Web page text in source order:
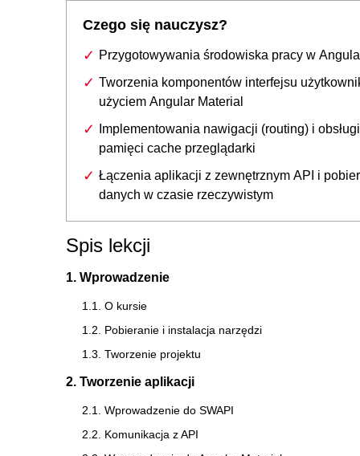
Czego się nauczysz?
Przygotowywania środowiska pracy w
Tworzenia komponentów interfejsu
użyciem Angular Material
Implementowania nawigacji (routing) i obsługi
pamięci cache przeglądarki
Łączenia aplikacji z zewnętrznym API i
danych w czasie rzeczywistym
Spis lekcji
1. Wprowadzenie
1.1. O kursie
1.2. Pobieranie i instalacja narzędzi
1.3. Tworzenie projektu
2. Tworzenie aplikacji
2.1. Wprowadzenie do SWAPI
2.2. Komunikacja z API